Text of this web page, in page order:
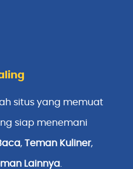
situs yang memuat
siap menemani
,Teman Kuliner,
Lainnya